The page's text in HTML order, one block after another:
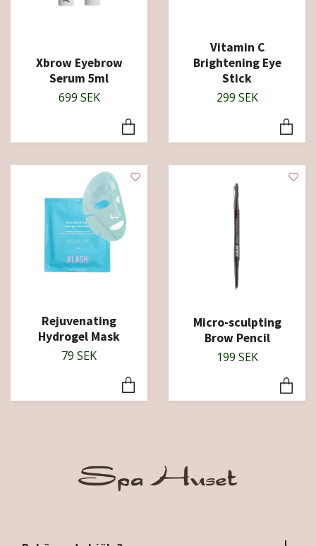
Xbrow Eyebrow
Serum 5ml
699 SEK
Vitamin C
Brightening Eye
Stick
299 SEK
Rejuvenating
Hydrogel Mask
79 SEK
Micro-sculpting
Brow Pencil
199 SEK